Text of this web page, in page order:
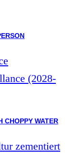
(2028-
zementiert